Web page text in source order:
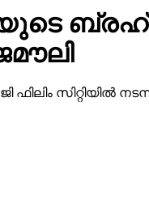
ഫിലിം സിറ്റിയില്‍